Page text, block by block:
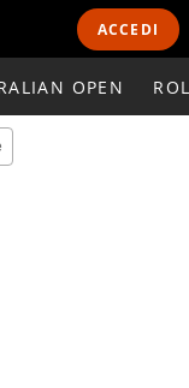
ACCEDI
OPEN